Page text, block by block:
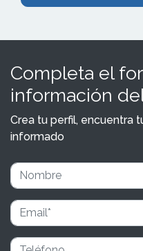
Completa el
información
Crea tu perfil, encuentra
informado